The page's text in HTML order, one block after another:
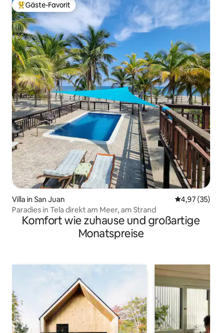
Beliebter Gäste-Favorit.
Gäste-Favorit
Villa in San Juan
4,97 (35)
Paradies in Tela direkt am Meer, am Strand
Komfort wie zuhause und großartige
Monatspreise